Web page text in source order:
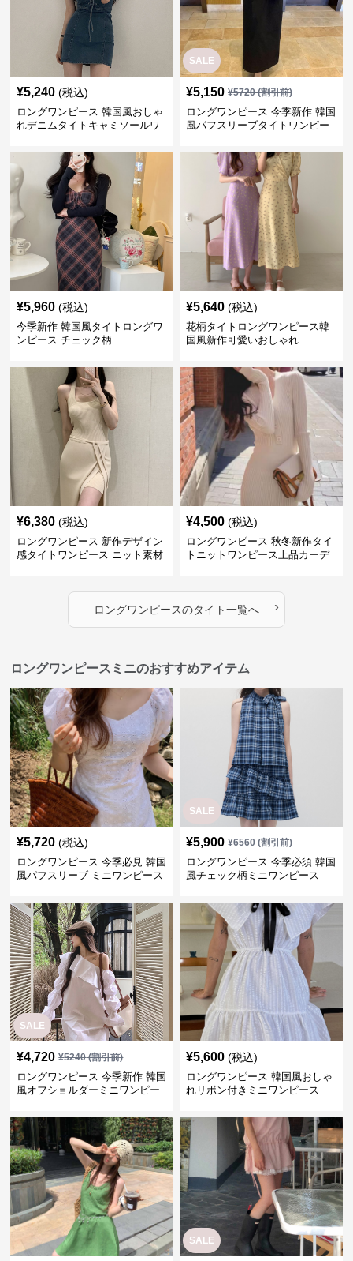
¥5,240 (税込)
ロングワンピース 韓国風おしゃ
れデニムタイトキャミソールワ
SALE
¥5,150 ¥5720(割引前)
ロングワンピース 今季新作 韓国
風パフスリーブタイトワンピー
¥5,960 (税込)
今季新作 韓国風タイトロングワ
ンピース チェック柄
¥5,640 (税込)
花柄タイトロングワンピース韓
国風新作可愛いおしゃれ
¥6,380 (税込)
ロングワンピース 新作デザイン
感タイトワンピース ニット素材
¥4,500 (税込)
ロングワンピース 秋冬新作タイ
トニットワンピース上品カーデ
ロングワンピースのタイト一覧へ ›
ロングワンピースミニのおすすめアイテム
¥5,720 (税込)
ロングワンピース 今季必見 韓国
風パフスリーブ ミニワンピース
SALE
¥5,900 ¥6560(割引前)
ロングワンピース 今季必須 韓国
風チェック柄ミニワンピース
SALE
¥4,720 ¥5240(割引前)
ロングワンピース 今季新作 韓国
風オフショルダーミニワンピー
¥5,600 (税込)
ロングワンピース 韓国風おしゃ
れリボン付きミニワンピース
SALE